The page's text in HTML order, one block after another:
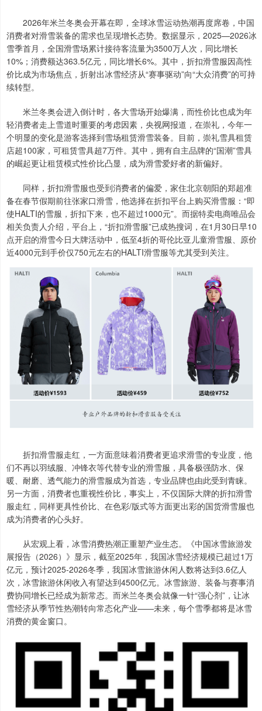
2026年米兰冬奥会开幕在即，全球冰雪运动热潮再度席卷，中国
消费者对滑雪装备的需求也呈现增长态势。数据显示，2025—2026冰
雪季首月，全国滑雪场累计接待客流量为3500万人次，同比增长
10%；消费额达363.5亿元，同比增长6%。其中，折扣滑雪服因高性
价比成为市场焦点，折射出冰雪经济从“赛事驱动”向“大众消费”的可持
续转型。
米兰冬奥会进入倒计时，各大雪场开始爆满，而性价比也成为年
轻消费者走上雪道时重要的考虑因素，央视网报道，在崇礼，今年一
个明显的变化是游客选择到雪场租赁滑雪装备。目前，崇礼雪具租赁
店超100家，可租赁雪具超7万件。其中，拥有自主品牌的“国潮”雪具
的崛起更让租赁模式性价比凸显，成为滑雪爱好者的新偏好。
同样，折扣滑雪服也受到消费者的偏爱，家住北京朝阳的郑超准
备在春节假期前往张家口滑雪，他选择在折扣平台上购买滑雪服：“即
使HALTI的雪服，折扣下来，也不超过1000元”。而据特卖电商唯品会
相关负责人介绍，平台上，“折扣滑雪服”已成热搜词，在1月30日早10
点开启的滑雪今日大牌活动中，低至4折的哥伦比亚儿童滑雪服、原价
近4000元到手价仅750元左右的HALTI滑雪服等尤其受到关注。
折扣滑雪服走红，一方面意味着消费者更追求滑雪的专业度，他
们不再以羽绒服、冲锋衣等代替专业的滑雪服，具备极强防水、保
暖、耐磨、透气能力的滑雪服成为首选，专业品牌也由此受到青睐。
另一方面，消费者也重视性价比，事实上，不仅国际大牌的折扣滑雪
服走红，同样更具性价比、在色彩/版式等方面更出彩的国货滑雪服也
成为消费者的心头好。
从宏观上看，冰雪消费热潮正重塑产业生态。《中国冰雪旅游发
展报告（2026）》显示，截至2025年，我国冰雪经济规模已超过1万
亿元，预计2025-2026冬季，我国冰雪旅游休闲人数将达到3.6亿人
次，冰雪旅游休闲收入有望达到4500亿元。冰雪旅游、装备与赛事消
费协同增长已经成为新常态。而米兰冬奥会就像一针“强心剂”，让冰
雪经济从季节性热潮转向常态化产业——未来，每个雪季都将是冰雪
消费的黄金窗口。